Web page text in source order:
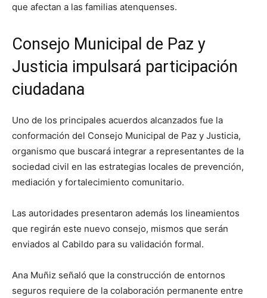
que afectan a las familias atenquenses.
Consejo Municipal de Paz y
Justicia impulsará participación
ciudadana
Uno de los principales acuerdos alcanzados fue la
conformación del Consejo Municipal de Paz y Justicia,
organismo que buscará integrar a representantes de la
sociedad civil en las estrategias locales de prevención,
mediación y fortalecimiento comunitario.
Las autoridades presentaron además los lineamientos
que regirán este nuevo consejo, mismos que serán
enviados al Cabildo para su validación formal.
Ana Muñiz señaló que la construcción de entornos
seguros requiere de la colaboración permanente entre